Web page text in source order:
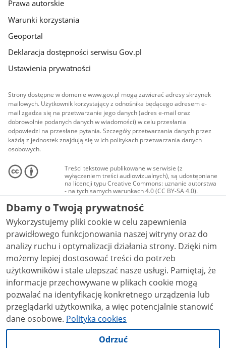
Prawa autorskie
Warunki korzystania
Geoportal
Deklaracja dostępności serwisu Gov.pl
Ustawienia prywatności
Strony dostępne w domenie www.gov.pl mogą zawierać adresy skrzynek
mailowych. Użytkownik korzystający z odnośnika będącego adresem e-
mail zgadza się na przetwarzanie jego danych (adres e-mail oraz
dobrowolnie podanych danych w wiadomości) w celu przesłania
odpowiedzi na przesłane pytania. Szczegóły przetwarzania danych przez
każdą z jednostek znajdują się w ich politykach przetwarzania danych
osobowych.
Treści tekstowe publikowane w serwisie (z
wyłączeniem treści audiowizualnych), są udostępniane
na licencji typu Creative Commons: uznanie autorstwa
- na tych samych warunkach 4.0 (CC BY-SA 4.0).
Materiały audiowizualne, w tym zdjęcia, materiały
audio i wideo, są udostępniane na licencji typu
Creative Commons: uznanie autorstwa użycie
niekomercyjne - bez utworów zależnych 4.0 (CC BY-
NC-ND 4.0), o ile nie jest to stwierdzone inaczej.
Dbamy o Twoją prywatność
Wykorzystujemy pliki cookie w celu zapewnienia
prawidłowego funkcjonowania naszej witryny oraz do
analizy ruchu i optymalizacji działania strony. Dzięki nim
możemy lepiej dostosować treści do potrzeb
użytkowników i stale ulepszać nasze usługi. Pamiętaj, że
informacje przechowywane w plikach cookie mogą
pozwalać na identyfikację konkretnego urządzenia lub
przeglądarki użytkownika, a więc potencjalnie stanowić
dane osobowe. Polityka cookies
Odrzuć